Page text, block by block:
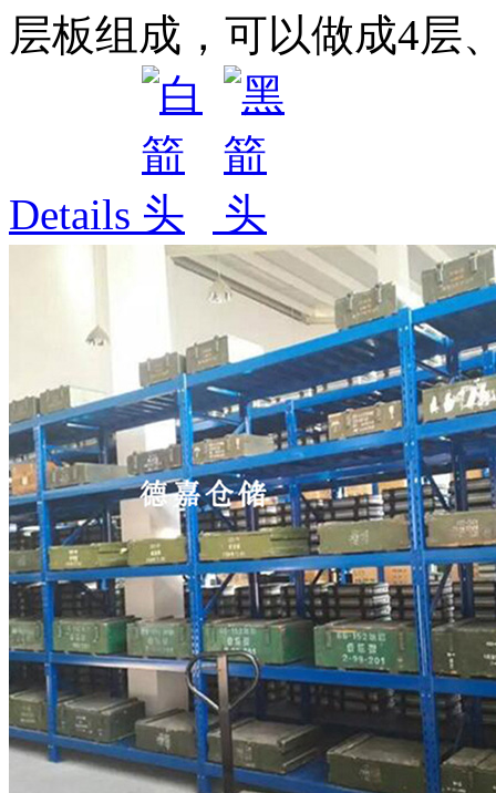
层板组成，可以做成4层
Details